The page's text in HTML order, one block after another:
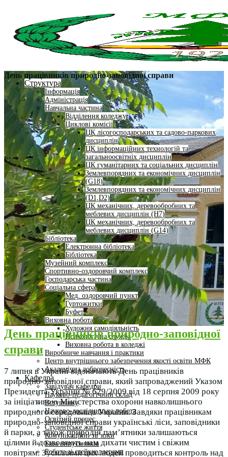
Структура
Інформація
Адміністрація
Навчальна частина
Відділення коледжу
Циклові комісії
ЦК лісогосподарських та садово-паркових
дисциплін
ЦК інформаційних технологій та
загальноосвітніх дисциплін
ЦК гуманітарних та соціальних дисциплін
Землевпорядних та економічних дисциплін
(G18)
Землевпорядних та економічних дисциплін
(D1,D2)
ЦК механічних, деревообробних та
меблевих дисциплін (H7)
ЦК механічних, деревообробних та
меблевих дисциплін (G14)
Бібліотека
Електронна бібліотека
Бібліотека
Музейний комплекс
Спортивно-оздоровчий комплекс
Господарська частина
Соціальна сфера
Мед. оздоровчий пункт
Гуртожитки
Буфет
Виховна робота
Художня самодіяльність
Психологічна служба
Виховна робота в коледжі
Виробниче навчання і практики
Центр внутрішнього забезпечення якості освіти МФК
Академічна доброчесність
Кафедра
Завідувач кафедри
Науково-педагогічний склад
Вступнику
Науково-дослідницька робота
Освітній процес
Студентське життя
Комунікаційні зв’язки
База випускників
Робота зі стейкхолдерами
День працівників природно-заповідної справи
День працівників природно-заповідної
справи
7 липня в Україні відзначають День працівників
природно-заповідної справи, який запроваджений Указом
Президента України № 629/2009 від 18 серпня 2009 року
за ініціативою Міністерства охорони навколишнього
природного середовища України. Завдяки працівникам
природно-заповідної справи українські ліси, заповідники
й парки, а також природні пам’ятники залишаються
цілими й дозволяють нам дихати чистим і свіжим
повітрям. Зусиллями цих людей проводиться контроль над